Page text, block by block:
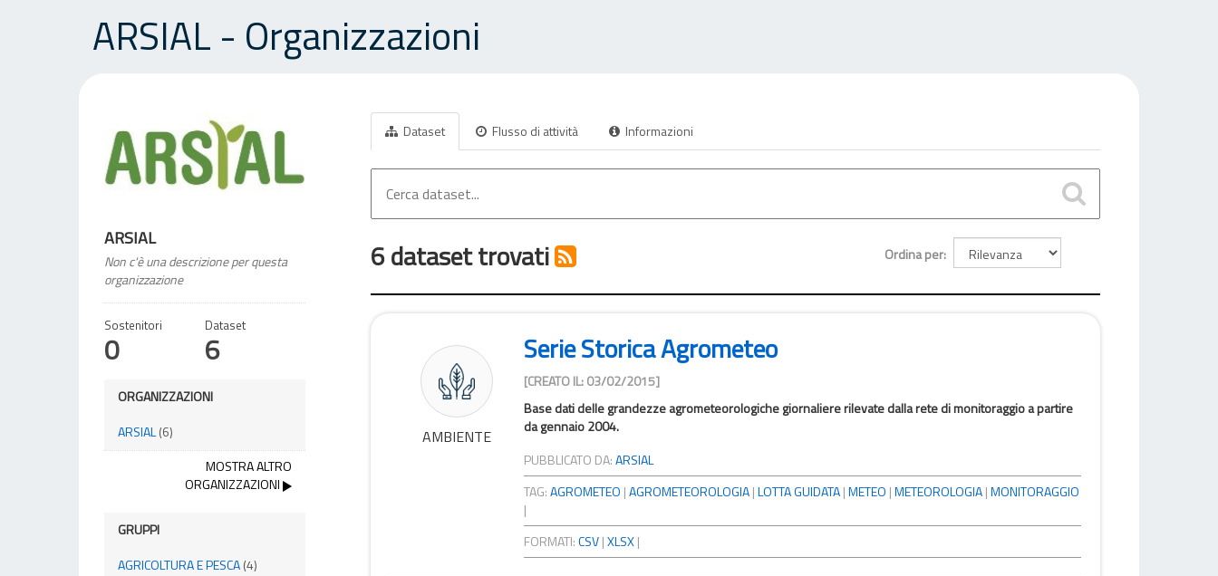
ARSIAL - Organizzazioni
ARSIAL
Non c'è una descrizione per questa
organizzazione
Sostenitori
0
Dataset
6
ORGANIZZAZIONI
ARSIAL(6)
MOSTRA ALTRO
ORGANIZZAZIONI
GRUPPI
AGRICOLTURA E PESCA(4)
Dataset Flusso di attività Informazioni
Ordina per
6 dataset trovati
AMBIENTE
Serie Storica Agrometeo
[CREATO IL: 03/02/2015]
Base dati delle grandezze agrometeorologiche giornaliere rilevate dalla rete di monitoraggio a partire
da gennaio 2004.
PUBBLICATO DA:ARSIAL
TAG:AGROMETEO |AGROMETEOROLOGIA |LOTTA GUIDATA |METEO |METEOROLOGIA |MONITORAGGIO
|
FORMATI:CSV |XLSX |